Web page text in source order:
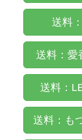
送料
送料：愛
送料：
送料：も